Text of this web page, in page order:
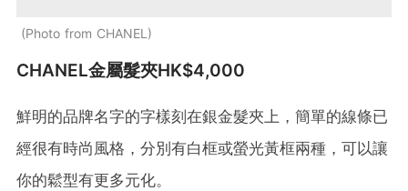
Photo from CHANEL
CHANEL金屬髮夾HK$4,000
鮮明的品牌名字的字樣刻在銀金髮夾上，簡單的線條已
經很有時尚風格，分別有白框或螢光黃框兩種，可以讓
你的鬆型有更多元化。